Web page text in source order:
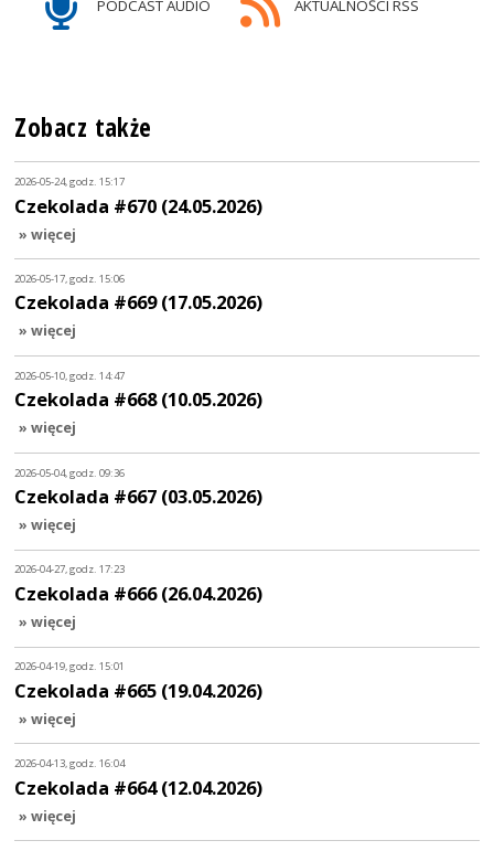
PODCAST AUDIO AKTUALNOŚCI RSS
Zobacz także
2026-05-24, godz. 15:17
Czekolada #670 (24.05.2026)
» więcej
2026-05-17, godz. 15:06
Czekolada #669 (17.05.2026)
» więcej
2026-05-10, godz. 14:47
Czekolada #668 (10.05.2026)
» więcej
2026-05-04, godz. 09:36
Czekolada #667 (03.05.2026)
» więcej
2026-04-27, godz. 17:23
Czekolada #666 (26.04.2026)
» więcej
2026-04-19, godz. 15:01
Czekolada #665 (19.04.2026)
» więcej
2026-04-13, godz. 16:04
Czekolada #664 (12.04.2026)
» więcej